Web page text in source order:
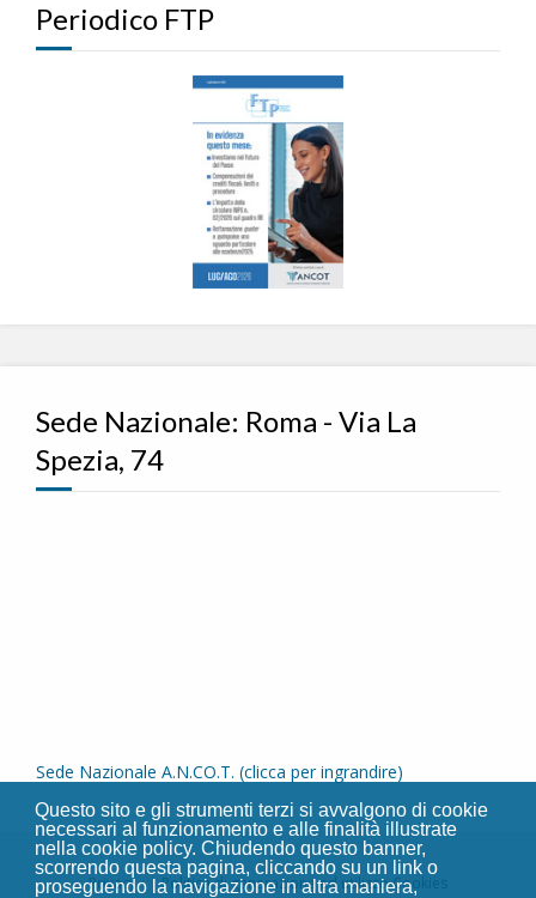
Questo sito e gli strumenti terzi si avvalgono di cookie
necessari al funzionamento e alle finalità illustrate
nella cookie policy. Chiudendo questo banner,
scorrendo questa pagina, cliccando su un link o
proseguendo la navigazione in altra maniera,
Periodico FTP
Sede Nazionale: Roma - Via La
Spezia, 74
Sede Nazionale A.N.CO.T. (clicca per ingrandire)
Privacy Politica di generazione ed utilizzo Cookies